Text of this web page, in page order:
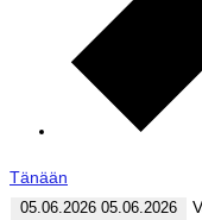
Tänään
05.06.2026 05.06.2026